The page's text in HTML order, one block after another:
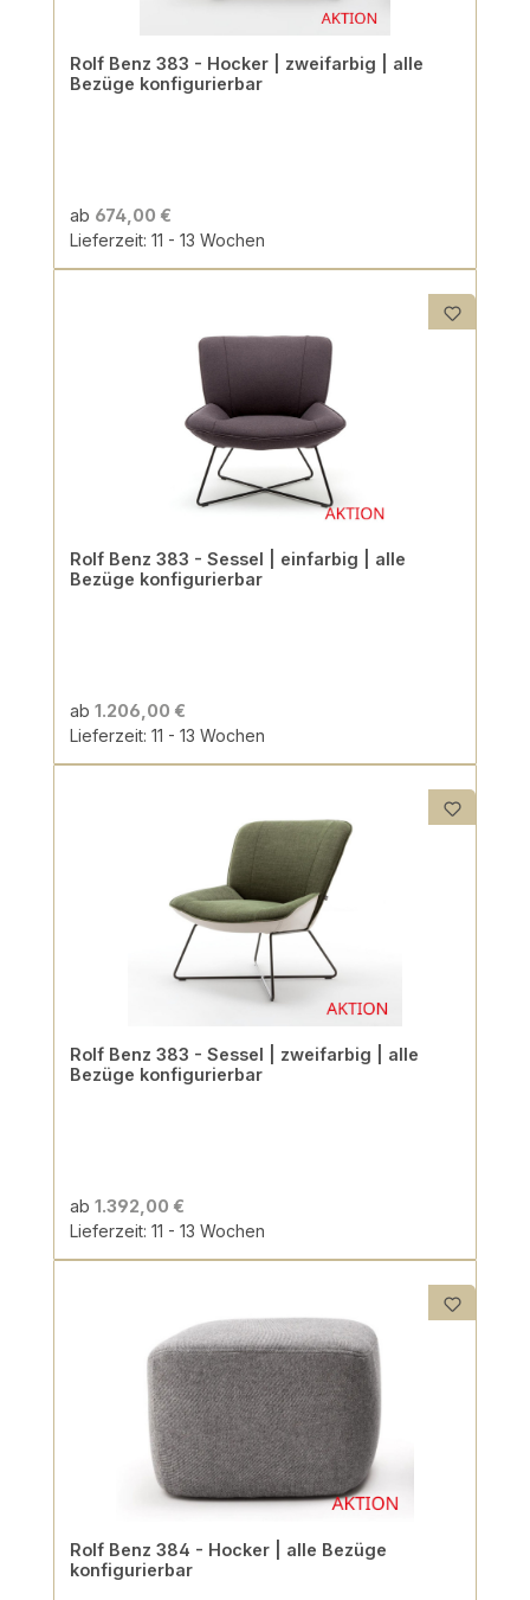
Rolf Benz 383 - Hocker | zweifarbig | alle
Bezüge konfigurierbar
ab 674,00 €
Lieferzeit: 11 - 13 Wochen
Rolf Benz 383 - Sessel | einfarbig | alle
Bezüge konfigurierbar
ab 1.206,00 €
Lieferzeit: 11 - 13 Wochen
Rolf Benz 383 - Sessel | zweifarbig | alle
Bezüge konfigurierbar
ab 1.392,00 €
Lieferzeit: 11 - 13 Wochen
Rolf Benz 384 - Hocker | alle Bezüge
konfigurierbar